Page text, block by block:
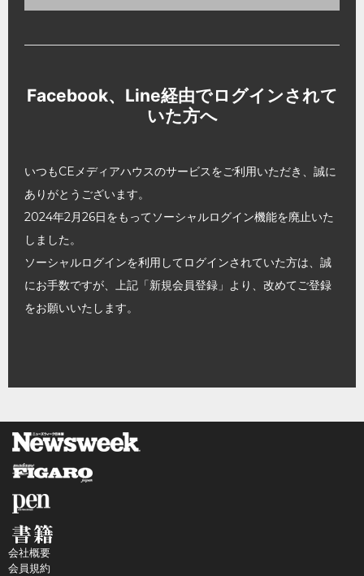
Facebook、Line経由でログインされて
いた方へ
いつもCEメディアハウスのサービスをご利用いただき、誠に
ありがとうございます。
2024年2月26日をもってソーシャルログイン機能を廃止いた
しました。
ソーシャルログインを利用してログインされていた方は、誠
にお手数ですが、上記「新規会員登録」より、改めてご登録
をお願いいたします。
会社概要
会員規約